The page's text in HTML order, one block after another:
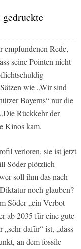
gedruckte
empfundenen Rede,
seine Pointen nicht
wie „Wir sind
Bayerns“ nur die
Rückkehr der
Kinos kam.
verloren, sie ist jetzt
Söder plötzlich
soll ihm das nach
noch glauben?
Söder „ein Verbot
ab 2035 für eine gute
„sehr dafür“ ist, „dass
an dem fossile